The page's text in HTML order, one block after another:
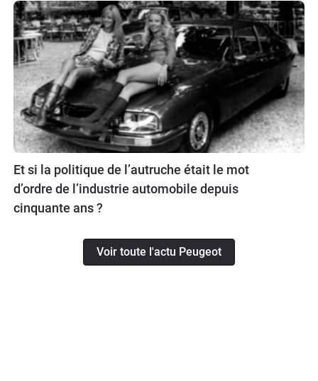
Et si la politique de l’autruche était le mot
d’ordre de l’industrie automobile depuis
cinquante ans ?
Voir toute l'actu Peugeot